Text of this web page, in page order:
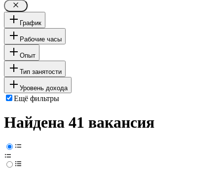
График
Рабочие часы
Опыт
Тип занятости
Уровень дохода
Ещё фильтры
Найдена 41 вакансия